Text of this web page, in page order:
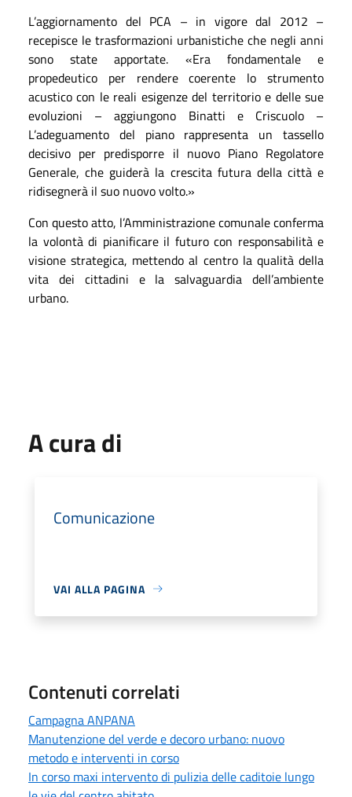
L’aggiornamento del PCA – in vigore dal 2012 –
recepisce le trasformazioni urbanistiche che negli anni
sono state apportate. «Era fondamentale e
propedeutico per rendere coerente lo strumento
acustico con le reali esigenze del territorio e delle sue
evoluzioni – aggiungono Binatti e Criscuolo –
L’adeguamento del piano rappresenta un tassello
decisivo per predisporre il nuovo Piano Regolatore
Generale, che guiderà la crescita futura della città e
ridisegnerà il suo nuovo volto.»
Con questo atto, l’Amministrazione comunale conferma
la volontà di pianificare il futuro con responsabilità e
visione strategica, mettendo al centro la qualità della
vita dei cittadini e la salvaguardia dell’ambiente
urbano.
A cura di
Comunicazione
VAI ALLA PAGINA
Contenuti correlati
Campagna ANPANA
Manutenzione del verde e decoro urbano: nuovo
metodo e interventi in corso
In corso maxi intervento di pulizia delle caditoie lungo